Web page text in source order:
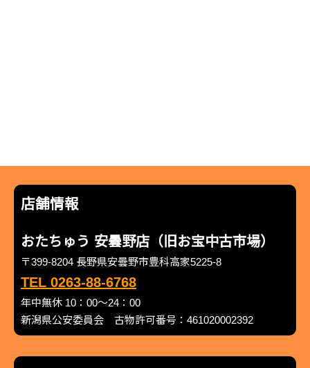
店舗情報
おたちゅう 安曇野店（旧お宝中古市場）
〒399-8204 長野県安曇野市豊科高家5225-8
TEL 0263-88-6768
年中無休 10：00～24：00
新潟県公安委員会 古物許可番号：461020002392